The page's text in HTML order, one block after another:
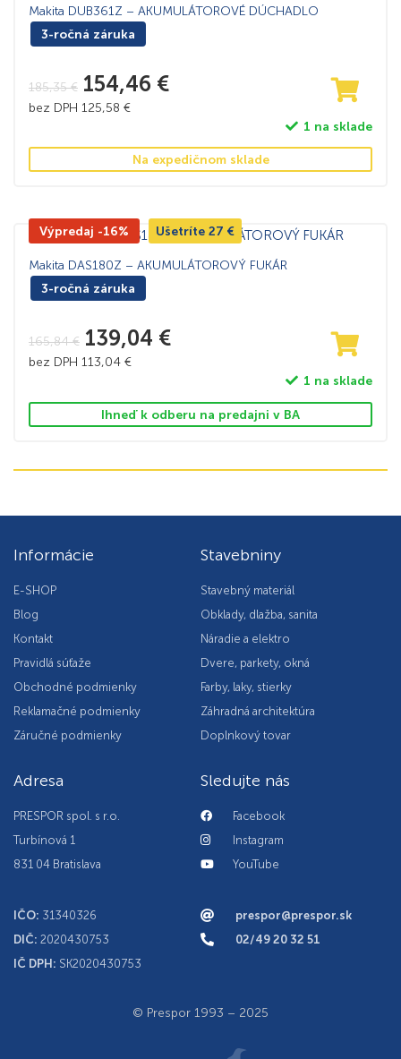
3-ročná záruka
Makita DUB361Z – AKUMULÁTOROVÉ DÚCHADLO
185,35€ 154,46 €
bez DPH 125,58 €
1 na sklade
Na expedičnom sklade
3-ročná záruka
Výpredaj -16% Ušetríte 27 €
Makita DAS180Z – AKUMULÁTOROVÝ FUKÁR
165,84€ 139,04 €
bez DPH 113,04 €
1 na sklade
Ihneď k odberu na predajni v BA
Informácie
E-SHOP
Blog
Kontakt
Pravidlá súťaže
Obchodné podmienky
Reklamačné podmienky
Záručné podmienky
Stavebniny
Stavebný materiál
Obklady, dlažba, sanita
Náradie a elektro
Dvere, parkety, okná
Farby, laky, stierky
Záhradná architektúra
Doplnkový tovar
Adresa
PRESPOR spol. s r.o.
Turbínová 1
831 04 Bratislava
IČO: 31340326
DIČ: 2020430753
IČ DPH: SK2020430753
Sledujte nás
Facebook
Instagram
YouTube
prespor@prespor.sk
02/49 20 32 51
© Prespor 1993 – 2025